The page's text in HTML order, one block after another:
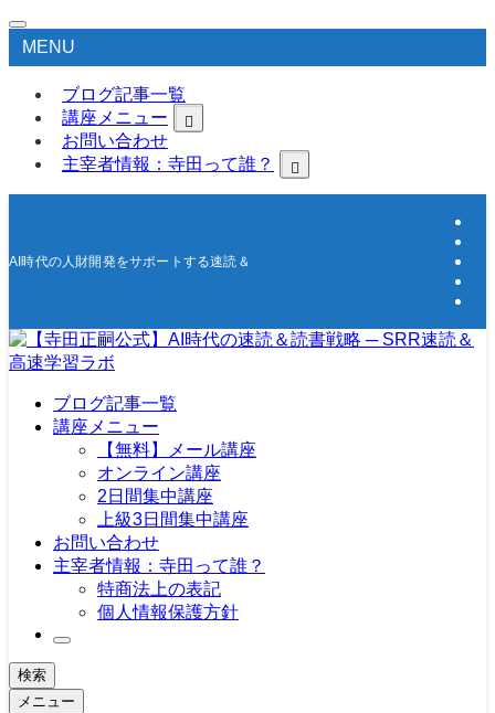
MENU
ブログ記事一覧
講座メニュー
お問い合わせ
主宰者情報：寺田って誰？
AI時代の人財開発をサポートする速読＆高速学習の研究所
ブログ記事一覧
講座メニュー
【無料】メール講座
オンライン講座
2日間集中講座
上級3日間集中講座
お問い合わせ
主宰者情報：寺田って誰？
特商法上の表記
個人情報保護方針
検索
メニュー